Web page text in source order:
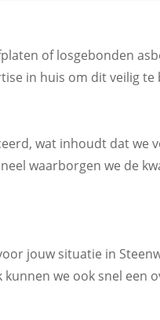
of losgebonden
in huis om dit veilig te
wat inhoudt dat we
waarborgen we de
jouw situatie in
we ook snel een